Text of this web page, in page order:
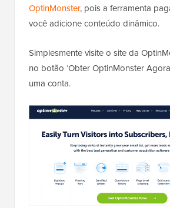
OptinMonster, pois a ferramenta
você adicione conteúdo dinâmico.
Simplesmente visite o site da
no botão ‘Obter OptinMonster
uma conta.